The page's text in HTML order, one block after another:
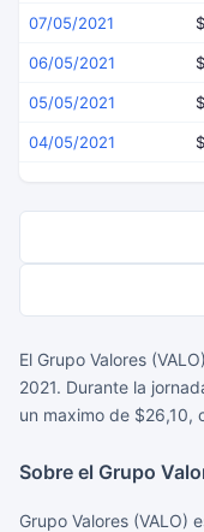
07/05/2021
06/05/2021
05/05/2021
04/05/2021
El Grupo Valores
2021. Durante la
un maximo de $26,10,
Sobre el Grupo
Grupo Valores (VALO)